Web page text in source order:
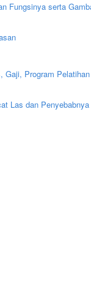
Fungsinya serta
Gaji, Program
Las dan